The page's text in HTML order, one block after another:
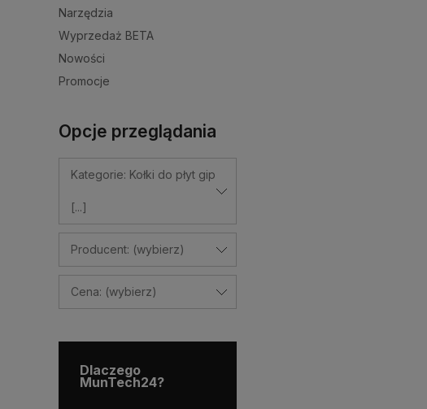
Narzędzia
Wyprzedaż BETA
Nowości
Promocje
Opcje przeglądania
Kategorie: Kołki do płyt gip
[...]
Producent: (wybierz)
Cena: (wybierz)
Dlaczego
MunTech24?